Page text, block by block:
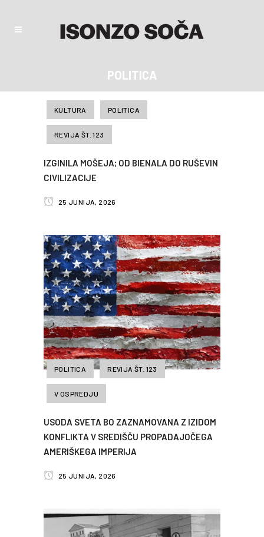
POLITICA
KULTURA POLITICA
REVIJA ŠT. 123
IZGINILA MOŠEJA; OD BIENALA DO RUŠEVIN
CIVILIZACIJE
25 JUNIJA, 2026
POLITICA REVIJA ŠT. 123
V OSPREDJU
USODA SVETA BO ZAZNAMOVANA Z IZIDOM
KONFLIKTA V SREDIŠČU PROPADAJOČEGA
AMERIŠKEGA IMPERIJA
25 JUNIJA, 2026